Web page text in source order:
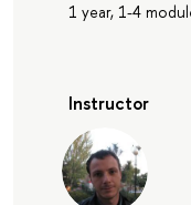
1 year, 1-4
Instructor